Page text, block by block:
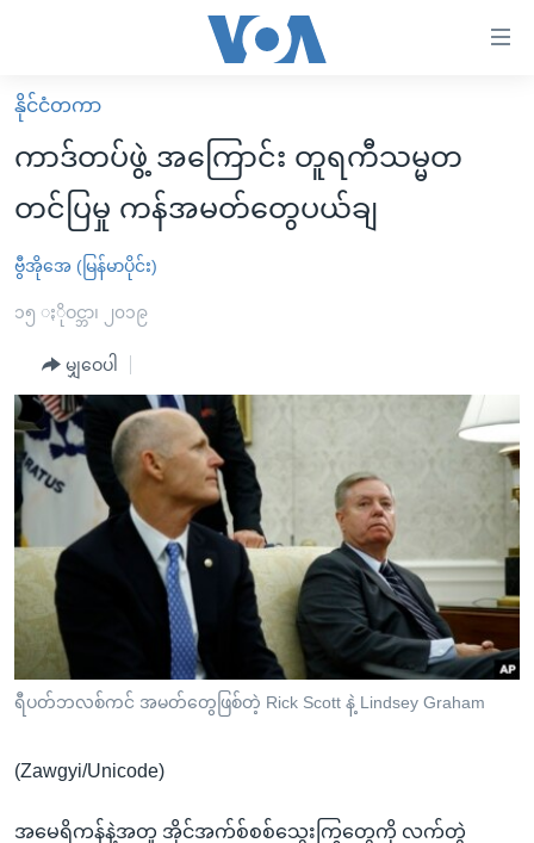
လွယ်ကူ
စေ
သည့်
များ
ပင်မ
ကျော်
ကြည့်
ရန်
ပင်မ
စာမျက်နှာ
ကြည့်
ရှာဖွေ
နေရာ
မူလစာမျက်နှာ
မြန်မာ
ကမ္ဘာ့သတင်းများ
နိုင်ငံတကာ
အစ္စရေး-ပါလက်စတိုင်း
ဗွီဒီယို
အင်္ဂလိပ်စာလေ့လာမယ်
အမေရိကန်သုံးအီဒီယံ
မကြေးမုံရဲ့ အင်္ဂလိပ်စာ
ရုပ်ရှင်ထဲက အင်္ဂလိပ်စာ
သုတပဒေသာ အင်္ဂလိပ်စာ
အပတ်စဉ်ကဏ္ဍများ
ရေဒီယို
ရေဒီယိုနှင့်ရုပ်သံ အချက်အလက်များ
ရေဒီယို/တီဗွီအစီအစဉ်
Learning English
ဗွီအိုအေ လူမှုကွန်ယက်များ
နိုင်ငံတကာ
ကာဒ်တပ်ဖွဲ့ အကြောင်း တူရကီသမ္မတ
တင်ပြမှု ကန်အမတ်တွေပယ်ချ
ဗွီအိုအေ (မြန်မာပိုင်း)
၁၅ ႏိုဝင္ဘာ၊ ၂၀၁၉
မျှဝေပါ
ရီပတ်ဘလစ်ကင် အမတ်တွေဖြစ်တဲ့ Rick Scott နဲ့ Lindsey Graham
(Zawgyi/Unicode)
အမေရိကန်နဲ့အတူ အိုင်အက်စ်စစ်သွေးကြွတွေကို လက်တွဲ